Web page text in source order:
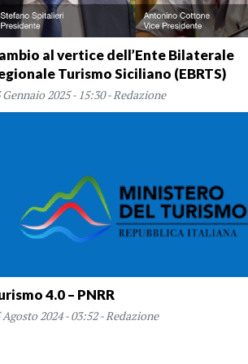
al vertice dell’Ente Bilaterale
Turismo Siciliano (EBRTS)
Gennaio 2025 - 15:30 - Redazione
4.0 – PNRR
Agosto 2024 - 03:52 - Redazione